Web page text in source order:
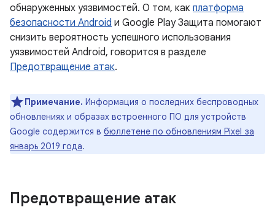
обнаруженных уязвимостей. О том, как платформа
безопасности Android и Google Play Защита помогают
снизить вероятность успешного использования
уязвимостей Android, говорится в разделе
Предотвращение атак.
Примечание. Информация о последних беспроводных
обновлениях и образах встроенного ПО для устройств
Google содержится в бюллетене по обновлениям Pixel за
январь 2019 года.
Предотвращение атак